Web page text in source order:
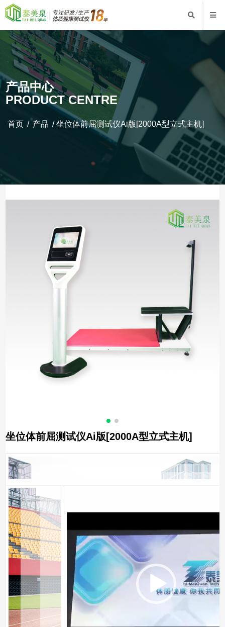
产品中心
PRODUCT CENTRE
首页 / 产品 /坐位体前屈测试仪Ai版[2000A型立式主机]
坐位体前屈测试仪Ai版[2000A型立式主机]
频
器